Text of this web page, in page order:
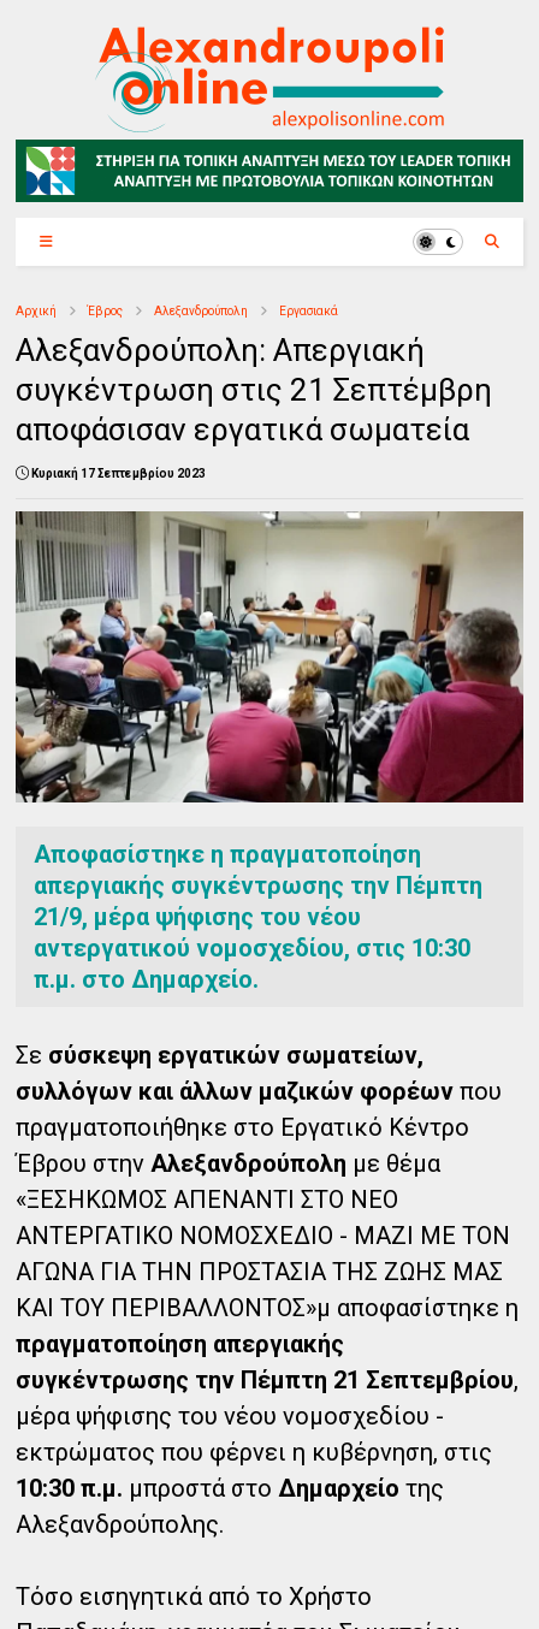
Αρχική Έβρος Αλεξανδρούπολη Εργασιακά
Αλεξανδρούπολη: Απεργιακή
συγκέντρωση στις 21 Σεπτέμβρη
αποφάσισαν εργατικά σωματεία
Κυριακή 17 Σεπτεμβρίου 2023
Αποφασίστηκε η πραγματοποίηση
απεργιακής συγκέντρωσης την Πέμπτη
21/9, μέρα ψήφισης του νέου
αντεργατικού νομοσχεδίου, στις 10:30
π.μ. στο Δημαρχείο.
Σε σύσκεψη εργατικών σωματείων,
συλλόγων και άλλων μαζικών φορέων που
πραγματοποιήθηκε στο Εργατικό Κέντρο
Έβρου στην Αλεξανδρούπολη με θέμα
«ΞΕΣΗΚΩΜΟΣ ΑΠΕΝΑΝΤΙ ΣΤΟ ΝΕΟ
ΑΝΤΕΡΓΑΤΙΚΟ ΝΟΜΟΣΧΕΔΙΟ - ΜΑΖΙ ΜΕ ΤΟΝ
ΑΓΩΝΑ ΓΙΑ ΤΗΝ ΠΡΟΣΤΑΣΙΑ ΤΗΣ ΖΩΗΣ ΜΑΣ
ΚΑΙ ΤΟΥ ΠΕΡΙΒΑΛΛΟΝΤΟΣ»μ αποφασίστηκε η
πραγματοποίηση απεργιακής
συγκέντρωσης την Πέμπτη 21 Σεπτεμβρίου,
μέρα ψήφισης του νέου νομοσχεδίου -
εκτρώματος που φέρνει η κυβέρνηση, στις
10:30 π.μ. μπροστά στο Δημαρχείο της
Αλεξανδρούπολης.
Τόσο εισηγητικά από το Χρήστο